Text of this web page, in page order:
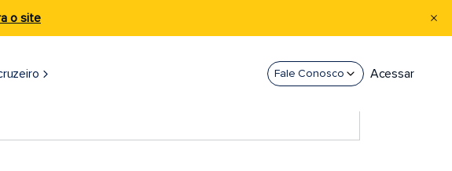
o site
Fale Conosco Acessar